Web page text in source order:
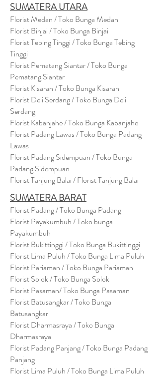
SUMATERA UTARA
Florist Medan / Toko Bunga Medan
Florist Binjai / Toko Bunga Binjai
Florist Tebing Tinggi / Toko Bunga Tebing
Tinggi
Florist Pematang Siantar / Toko Bunga
Pematang Siantar
Florist Kisaran / Toko Bunga Kisaran
Florist Deli Serdang / Toko Bunga Deli
Serdang
Florist Kabanjahe / Toko Bunga Kabanjahe
Florist Padang Lawas / Toko Bunga Padang
Lawas
Florist Padang Sidempuan / Toko Bunga
Padang Sidempuan
Florist Tanjung Balai / Florist Tanjung Balai
SUMATERA BARAT
Florist Padang / Toko Bunga Padang
Florist Payakumbuh / Toko bunga
Payakumbuh
Florist Bukittinggi / Toko Bunga Bukittinggi
Florist Lima Puluh / Toko Bunga Lima Puluh
Florist Pariaman / Toko Bunga Pariaman
Florist Solok / Toko Bunga Solok
Florist Pasaman/ Toko Bunga Pasaman
Florist Batusangkar / Toko Bunga
Batusangkar
Florist Dharmasraya / Toko Bunga
Dharmasraya
Florist Padang Panjang / Toko Bunga Padang
Panjang
Florist Lima Puluh / Toko Bunga Lima Puluh